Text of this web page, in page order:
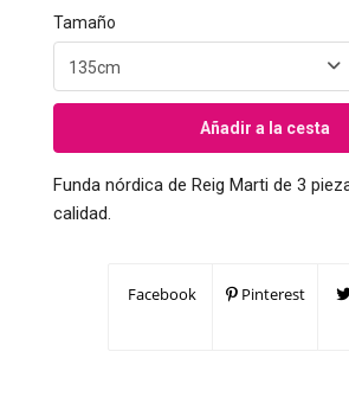
Tamaño
Añadir a la cesta
Funda nórdica de Reig Marti de 3
calidad.
Facebook Pinterest